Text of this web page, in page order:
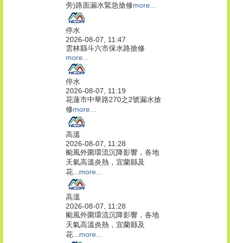
旁)路面漏水緊急搶修more...
停水
2026-08-07, 11:47
雲林縣斗六市保水路搶修
more...
停水
2026-08-07, 11:19
花蓮市中華路270之2號漏水搶
修more...
高溫
2026-08-07, 11:28
颱風外圍環流沉降影響，各地
天氣高溫炎熱，宜蘭縣及
花... more...
高溫
2026-08-07, 11:28
颱風外圍環流沉降影響，各地
天氣高溫炎熱，宜蘭縣及
花... more...